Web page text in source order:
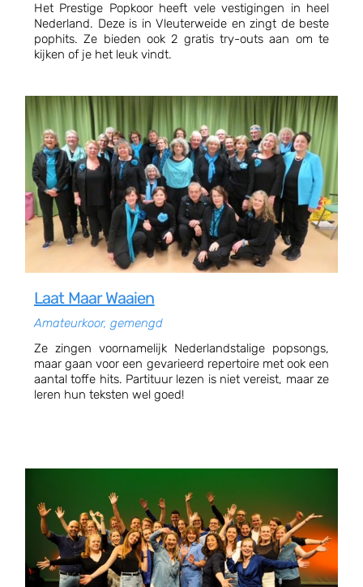
Het Prestige Popkoor heeft vele vestigingen in heel
Nederland. Deze is in Vleuterweide en zingt de beste
pophits. Ze bieden ook 2 gratis try-outs aan om te
kijken of je het leuk vindt.
Laat Maar Waaien
Amateurkoor, gemengd
Ze zingen voornamelijk Nederlandstalige popsongs,
maar gaan voor een gevarieerd repertoire met ook een
aantal toffe hits. Partituur lezen is niet vereist, maar ze
leren hun teksten wel goed!